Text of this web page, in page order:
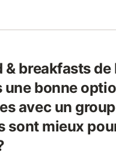
& breakfasts
une bonne
avec un
sont mieux